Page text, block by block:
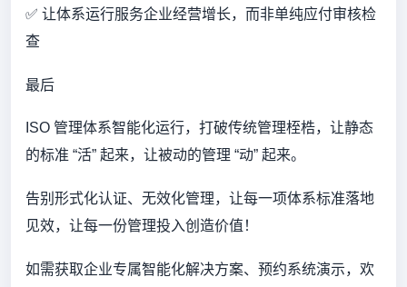
✅ 让体系运行服务企业经营增长，而非单纯应付审核检
查
最后
ISO 管理体系智能化运行，打破传统管理桎梏，让静态
的标准 “活” 起来，让被动的管理 “动” 起来。
告别形式化认证、无效化管理，让每一项体系标准落地
见效，让每一份管理投入创造价值！
如需获取企业专属智能化解决方案、预约系统演示，欢